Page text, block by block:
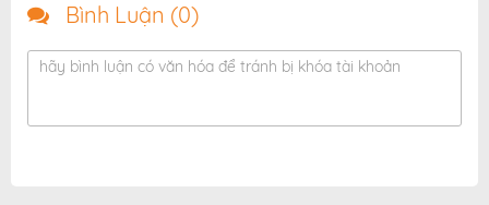
Bình Luận (0)
hãy bình luận có văn hóa để tránh bị khóa tài khoản